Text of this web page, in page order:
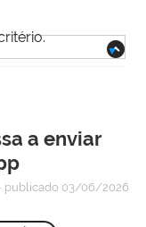
a enviar
publicado 03/06/2026